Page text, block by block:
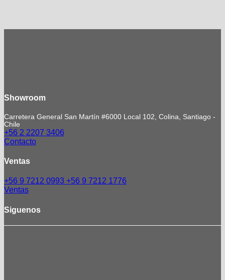
Showroom
Carretera General San Martín #6000 Local 102, Colina, Santiago -
Chile
+56 2 2207 3406
Contacto
Ventas
+56 9 7212 0993 +56 9 7212 1776
Ventas
Siguenos